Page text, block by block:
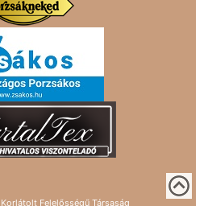
Felelősségű Társaság